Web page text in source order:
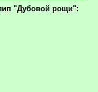
"Дубовой рощи":